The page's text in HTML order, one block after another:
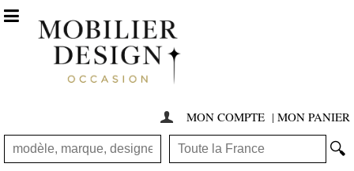
 MON COMPTE | MON PANIER
🔍
